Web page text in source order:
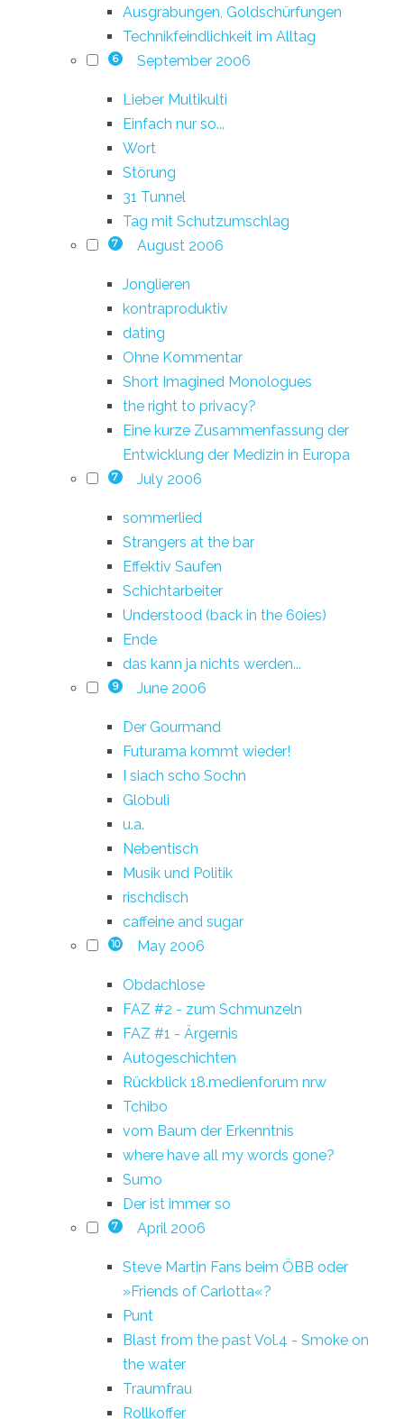
Ausgrabungen, Goldschürfungen
Technikfeindlichkeit im Alltag
6 September 2006
Lieber Multikulti
Einfach nur so...
Wort
Störung
31 Tunnel
Tag mit Schutzumschlag
7 August 2006
Jonglieren
kontraproduktiv
dating
Ohne Kommentar
Short Imagined Monologues
the right to privacy?
Eine kurze Zusammenfassung der
Entwicklung der Medizin in Europa
7 July 2006
sommerlied
Strangers at the bar
Effektiv Saufen
Schichtarbeiter
Understood (back in the 60ies)
Ende
das kann ja nichts werden...
9 June 2006
Der Gourmand
Futurama kommt wieder!
I siach scho Sochn
Globuli
u.a.
Nebentisch
Musik und Politik
rischdisch
caffeine and sugar
10 May 2006
Obdachlose
FAZ #2 - zum Schmunzeln
FAZ #1 - Ärgernis
Autogeschichten
Rückblick 18.medienforum nrw
Tchibo
vom Baum der Erkenntnis
where have all my words gone?
Sumo
Der ist immer so
7 April 2006
Steve Martin Fans beim ÖBB oder
»Friends of Carlotta«?
Punt
Blast from the past Vol.4 - Smoke on
the water
Traumfrau
Rollkoffer